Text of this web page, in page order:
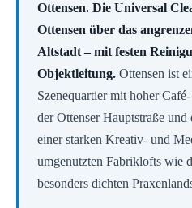
Ottensen. Die Universal
Ottensen über das
Altstadt – mit festen
Objektleitung. Ottensen ist
Szenequartier mit hoher
der Ottenser Hauptstraße
einer starken Kreativ- und
umgenutzten Fabriklofts wie
besonders dichten